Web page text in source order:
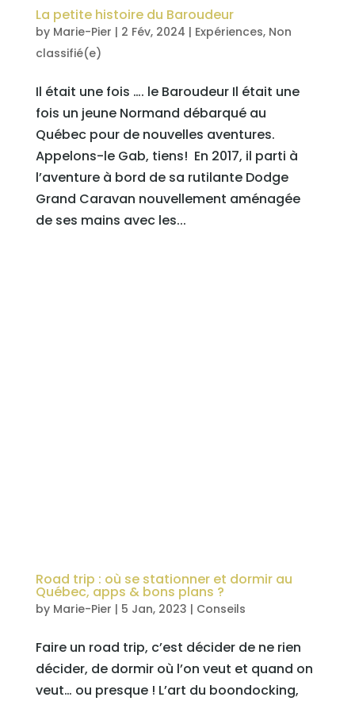
La petite histoire du Baroudeur
by Marie-Pier | 2 Fév, 2024 | Expériences, Non
classifié(e)
Il était une fois …. le Baroudeur Il était une
fois un jeune Normand débarqué au
Québec pour de nouvelles aventures.
Appelons-le Gab, tiens! En 2017, il parti à
l’aventure à bord de sa rutilante Dodge
Grand Caravan nouvellement aménagée
de ses mains avec les...
Road trip : où se stationner et dormir au
Québec, apps & bons plans ?
by Marie-Pier | 5 Jan, 2023 | Conseils
Faire un road trip, c’est décider de ne rien
décider, de dormir où l’on veut et quand on
veut… ou presque ! L’art du boondocking,